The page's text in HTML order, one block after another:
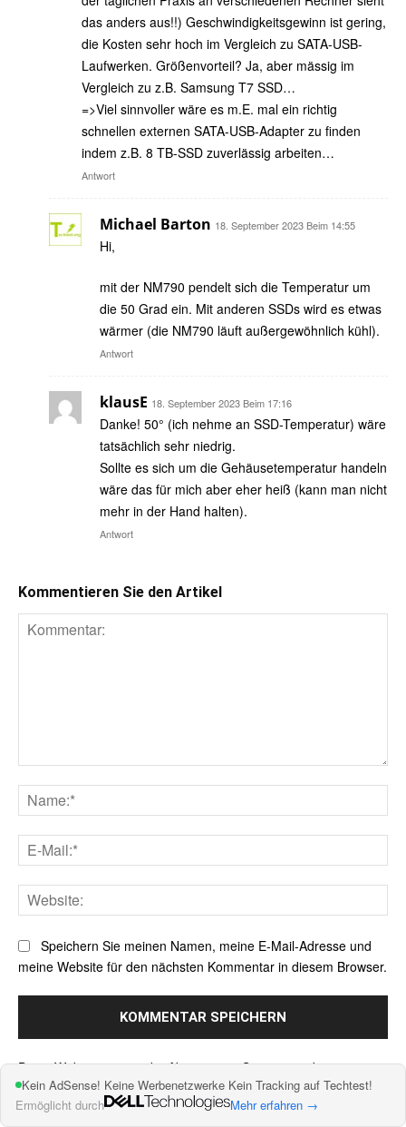
das anders aus!!) Geschwindigkeitsgewinn ist gering,
die Kosten sehr hoch im Vergleich zu SATA-USB-
Laufwerken. Größenvorteil? Ja, aber mässig im
Vergleich zu z.B. Samsung T7 SSD…
=>Viel sinnvoller wäre es m.E. mal ein richtig
schnellen externen SATA-USB-Adapter zu finden
indem z.B. 8 TB-SSD zuverlässig arbeiten…
Antwort
Michael Barton 18. September 2023 Beim 14:55
Hi,
mit der NM790 pendelt sich die Temperatur um
die 50 Grad ein. Mit anderen SSDs wird es etwas
wärmer (die NM790 läuft außergewöhnlich kühl).
Antwort
klausE 18. September 2023 Beim 17:16
Danke! 50° (ich nehme an SSD-Temperatur) wäre
tatsächlich sehr niedrig.
Sollte es sich um die Gehäusetemperatur handeln
wäre das für mich aber eher heiß (kann man nicht
mehr in der Hand halten).
Antwort
Kommentieren Sie den Artikel
Speichern Sie meinen Namen, meine E-Mail-Adresse und
meine Website für den nächsten Kommentar in diesem Browser.
Diese Website verwendet Akismet, um Spam zu reduzieren.
Erfahre, wie deine Kommentardaten verarbeitet werden.
Kein AdSense! Keine Werbenetzwerke Kein Tracking auf Techtest!
Ermöglicht durch
Mehr erfahren →